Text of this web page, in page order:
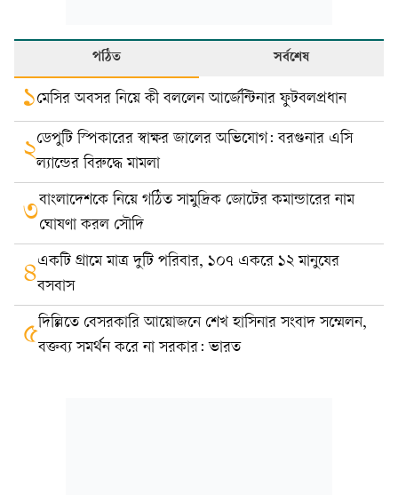
পঠিত সর্বশেষ
১মেসির অবসর নিয়ে কী বললেন আর্জেন্টিনার ফুটবলপ্রধান
২ডেপুটি স্পিকারের স্বাক্ষর জালের অভিযোগ: বরগুনার এসি
ল্যান্ডের বিরুদ্ধে মামলা
৩বাংলাদেশকে নিয়ে গঠিত সামুদ্রিক জোটের কমান্ডারের নাম
ঘোষণা করল সৌদি
৪একটি গ্রামে মাত্র দুটি পরিবার, ১০৭ একরে ১২ মানুষের
বসবাস
৫দিল্লিতে বেসরকারি আয়োজনে শেখ হাসিনার সংবাদ সম্মেলন,
বক্তব্য সমর্থন করে না সরকার: ভারত